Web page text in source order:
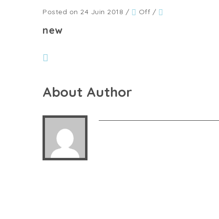
Posted on 24 Juin 2018 / Off /
new
About Author